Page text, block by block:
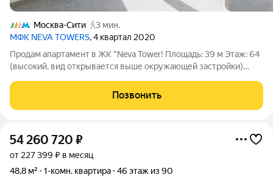
Москва-Сити
3 мин.
МФК NEVA TOWERS, 4 квартал 2020
Продам апартамент в ЖК "Neva Tower! Площадь: 39 м Этаж: 64
(высокий, вид открывается выше окружающей застройки)
панорамное остекление О преимуществах: Главная
Позвонить
54 260 720 ₽
от 227 399 ₽ в месяц
48,8 м²
1-комн. квартира 46 этаж из 90